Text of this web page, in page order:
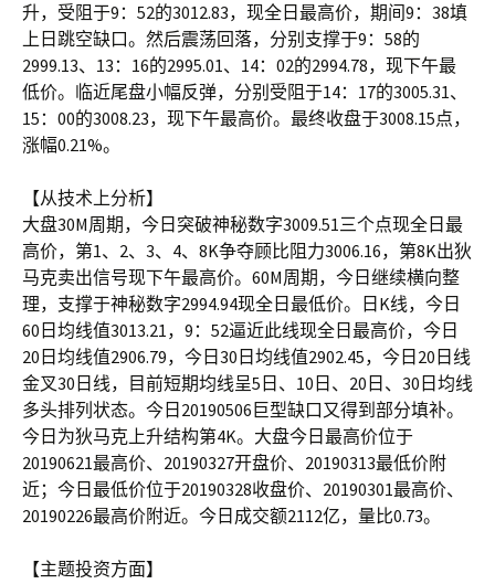
升，受阻于9：52的3012.83，现全日最高价，期间9：38填
上日跳空缺口。然后震荡回落，分别支撑于9：58的
2999.13、13：16的2995.01、14：02的2994.78，现下午最
低价。临近尾盘小幅反弹，分别受阻于14：17的3005.31、
15：00的3008.23，现下午最高价。最终收盘于3008.15点，
涨幅0.21%。
【从技术上分析】
大盘30M周期，今日突破神秘数字3009.51三个点现全日最
高价，第1、2、3、4、8K争夺顾比阻力3006.16，第8K出狄
马克卖出信号现下午最高价。60M周期，今日继续横向整
理，支撑于神秘数字2994.94现全日最低价。日K线，今日
60日均线值3013.21，9：52逼近此线现全日最高价，今日
20日均线值2906.79，今日30日均线值2902.45，今日20日线
金叉30日线，目前短期均线呈5日、10日、20日、30日均线
多头排列状态。今日20190506巨型缺口又得到部分填补。
今日为狄马克上升结构第4K。大盘今日最高价位于
20190621最高价、20190327开盘价、20190313最低价附
近；今日最低价位于20190328收盘价、20190301最高价、
20190226最高价附近。今日成交额2112亿，量比0.73。
【主题投资方面】